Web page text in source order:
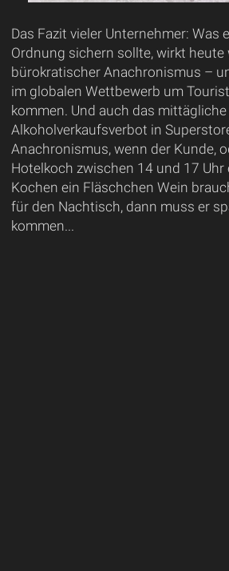
Das Fazit vieler Unternehmer: Was
Ordnung sichern sollte, wirkt heute
bürokratischer Anachronismus –
im globalen Wettbewerb um
kommen. Und auch das mittägliche
Alkoholverkaufsverbot in
Anachronismus, wenn der Kunde,
Hotelkoch zwischen 14 und 17
Kochen ein Fläschchen Wein
für den Nachtisch, dann muss er
kommen...